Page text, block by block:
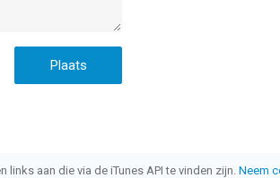
aan die via de iTunes API te vinden zijn. Neem